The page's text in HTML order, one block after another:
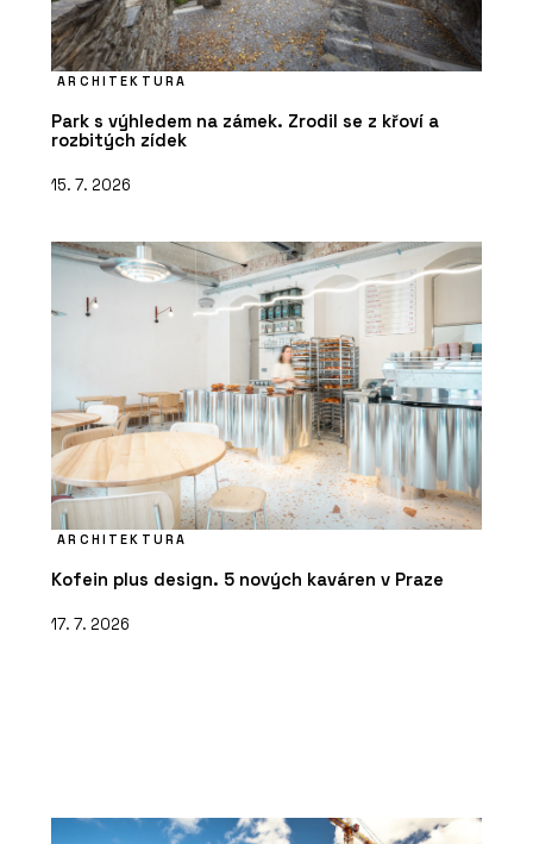
ARCHITEKTURA
Park s výhledem na zámek. Zrodil se z křoví a
rozbitých zídek
15. 7. 2026
ARCHITEKTURA
Kofein plus design. 5 nových kaváren v Praze
17. 7. 2026